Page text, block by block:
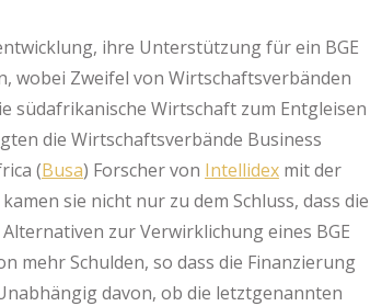
ihre Unterstützung für ein BGE
wobei Zweifel von Wirtschaftsverbänden
südafrikanische Wirtschaft zum Entgleisen
die Wirtschaftsverbände Business
(Busa) Forscher von Intellidex mit der
sie nicht nur zu dem Schluss, dass die
zur Verwirklichung eines BGE
mehr Schulden, so dass die Finanzierung
davon, ob die letztgenannten